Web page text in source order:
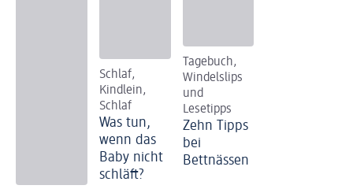
Schlaf,
Kindlein,
Schlaf
Was tun,
wenn das
Baby nicht
schläft?
Tagebuch,
Windelslips
und
Lesetipps
Zehn Tipps
bei
Bettnässen